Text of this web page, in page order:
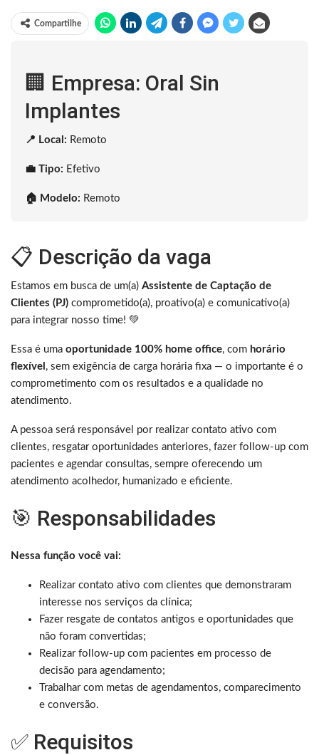
Compartilhe
🏢 Empresa: Oral Sin
Implantes
📍 Local: Remoto
💼 Tipo: Efetivo
🏠 Modelo: Remoto
📋 Descrição da vaga
Estamos em busca de um(a) Assistente de Captação de
Clientes (PJ) comprometido(a), proativo(a) e comunicativo(a)
para integrar nosso time! 💚
Essa é uma oportunidade 100% home office, com horário
flexível , sem exigência de carga horária fixa — o importante é o
comprometimento com os resultados e a qualidade no
atendimento.
A pessoa será responsável por realizar contato ativo com
clientes, resgatar oportunidades anteriores, fazer follow-up com
pacientes e agendar consultas, sempre oferecendo um
atendimento acolhedor, humanizado e eficiente.
🎯 Responsabilidades
Nessa função você vai:
Realizar contato ativo com clientes que demonstraram
interesse nos serviços da clínica;
Fazer resgate de contatos antigos e oportunidades que
não foram convertidas;
Realizar follow-up com pacientes em processo de
decisão para agendamento;
Trabalhar com metas de agendamentos, comparecimento
e conversão.
✅ Requisitos